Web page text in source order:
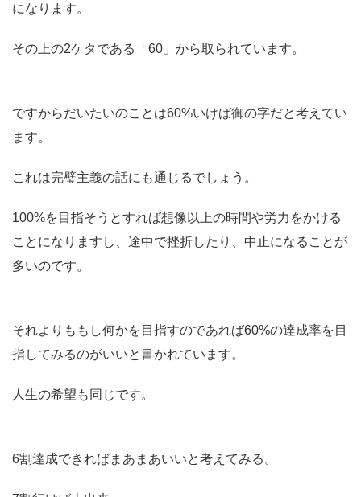
になります。
その上の2ケタである「60」から取られています。
ですからだいたいのことは60%いけば御の字だと考えてい
ます。
これは完璧主義の話にも通じるでしょう。
100%を目指そうとすれば想像以上の時間や労力をかける
ことになりますし、途中で挫折したり、中止になることが
多いのです。
それよりももし何かを目指すのであれば60%の達成率を目
指してみるのがいいと書かれています。
人生の希望も同じです。
6割達成できればまあまあいいと考えてみる。